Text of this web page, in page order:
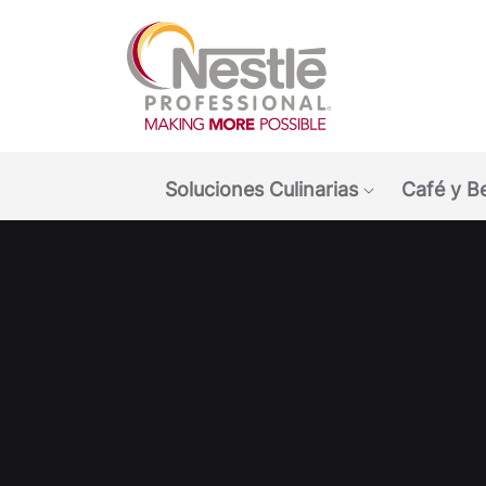
Soluciones Culinarias
Show
Café y